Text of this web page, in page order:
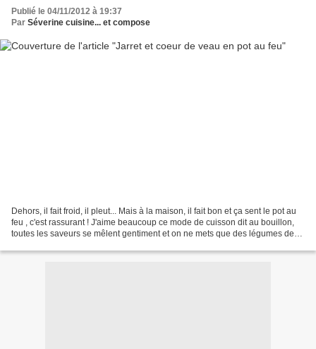
Publié le 04/11/2012 à 19:37
Par Séverine cuisine... et compose
Dehors, il fait froid, il pleut... Mais à la maison, il fait bon et ça sent le pot au
feu , c'est rassurant ! J'aime beaucoup ce mode de cuisson dit au bouillon,
toutes les saveurs se mêlent gentiment et on ne mets que des légumes de